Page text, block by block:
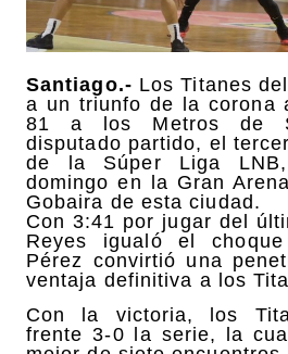
Santiago.- Los Titanes
a un triunfo de la corona
81 a los Metros de
disputado partido, el
de la Súper Liga
domingo en la Gran
Gobaira de esta ciudad.
Con 3:41 por jugar del
Reyes igualó el
Pérez convirtió una
ventaja definitiva a los
Con la victoria, los
frente 3-0 la serie, la